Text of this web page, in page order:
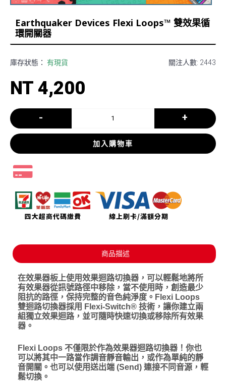
Earthquaker Devices Flexi Loops™ 雙效果循
環開關器
關注人數: 2443
庫存狀態： 有現貨
NT 4,200
- +
加入購物車
商品描述
在效果器板上使用效果迴路切換器，可以輕鬆地將所
有效果器從訊號路徑中移除，當不使用時，創造最少
阻抗的路徑，保持完整的音色純淨度。Flexi Loops
雙迴路切換器採用 Flexi-Switch® 技術，讓你建立兩
組獨立效果迴路，並可隨時快速切換或移除所有效果
器。
Flexi Loops 不僅限於作為效果器迴路切換器！你也
可以將其中一路當作調音靜音輸出，或作為單純的靜
音開關。也可以使用送出端 (Send) 連接不同音源，輕
鬆切換。